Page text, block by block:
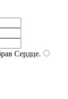
Сердце.